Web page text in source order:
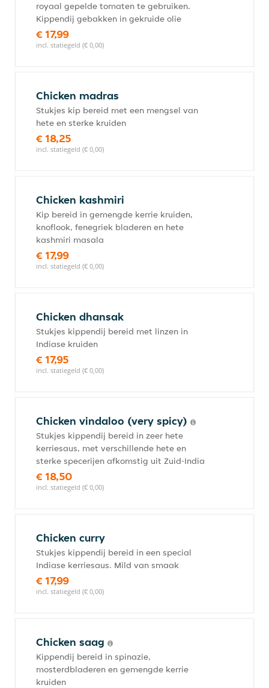
royaal gepelde tomaten te gebruiken.
Kippendij gebakken in gekruide olie
€ 17,99
incl. statiegeld (€ 0,00)
Chicken madras
Stukjes kip bereid met een mengsel van
hete en sterke kruiden
€ 18,25
incl. statiegeld (€ 0,00)
Chicken kashmiri
Kip bereid in gemengde kerrie kruiden,
knoflook, fenegriek bladeren en hete
kashmiri masala
€ 17,99
incl. statiegeld (€ 0,00)
Chicken dhansak
Stukjes kippendij bereid met linzen in
Indiase kruiden
€ 17,95
incl. statiegeld (€ 0,00)
Chicken vindaloo (very spicy)
Stukjes kippendij bereid in zeer hete
kerriesaus, met verschillende hete en
sterke specerijen afkomstig uit Zuid-India
€ 18,50
incl. statiegeld (€ 0,00)
Chicken curry
Stukjes kippendij bereid in een special
Indiase kerriesaus. Mild van smaak
€ 17,99
incl. statiegeld (€ 0,00)
Chicken saag
Kippendij bereid in spinazie,
mosterdbladeren en gemengde kerrie
kruiden